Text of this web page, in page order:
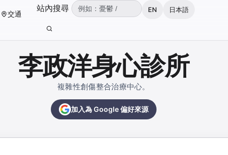
交通
站內搜尋 （可輸入：憂鬱、焦慮、失眠、ADHD、雙
EN 日本語
李政洋身心診所
複雜性創傷整合治療中心。
加入為 Google 偏好來源